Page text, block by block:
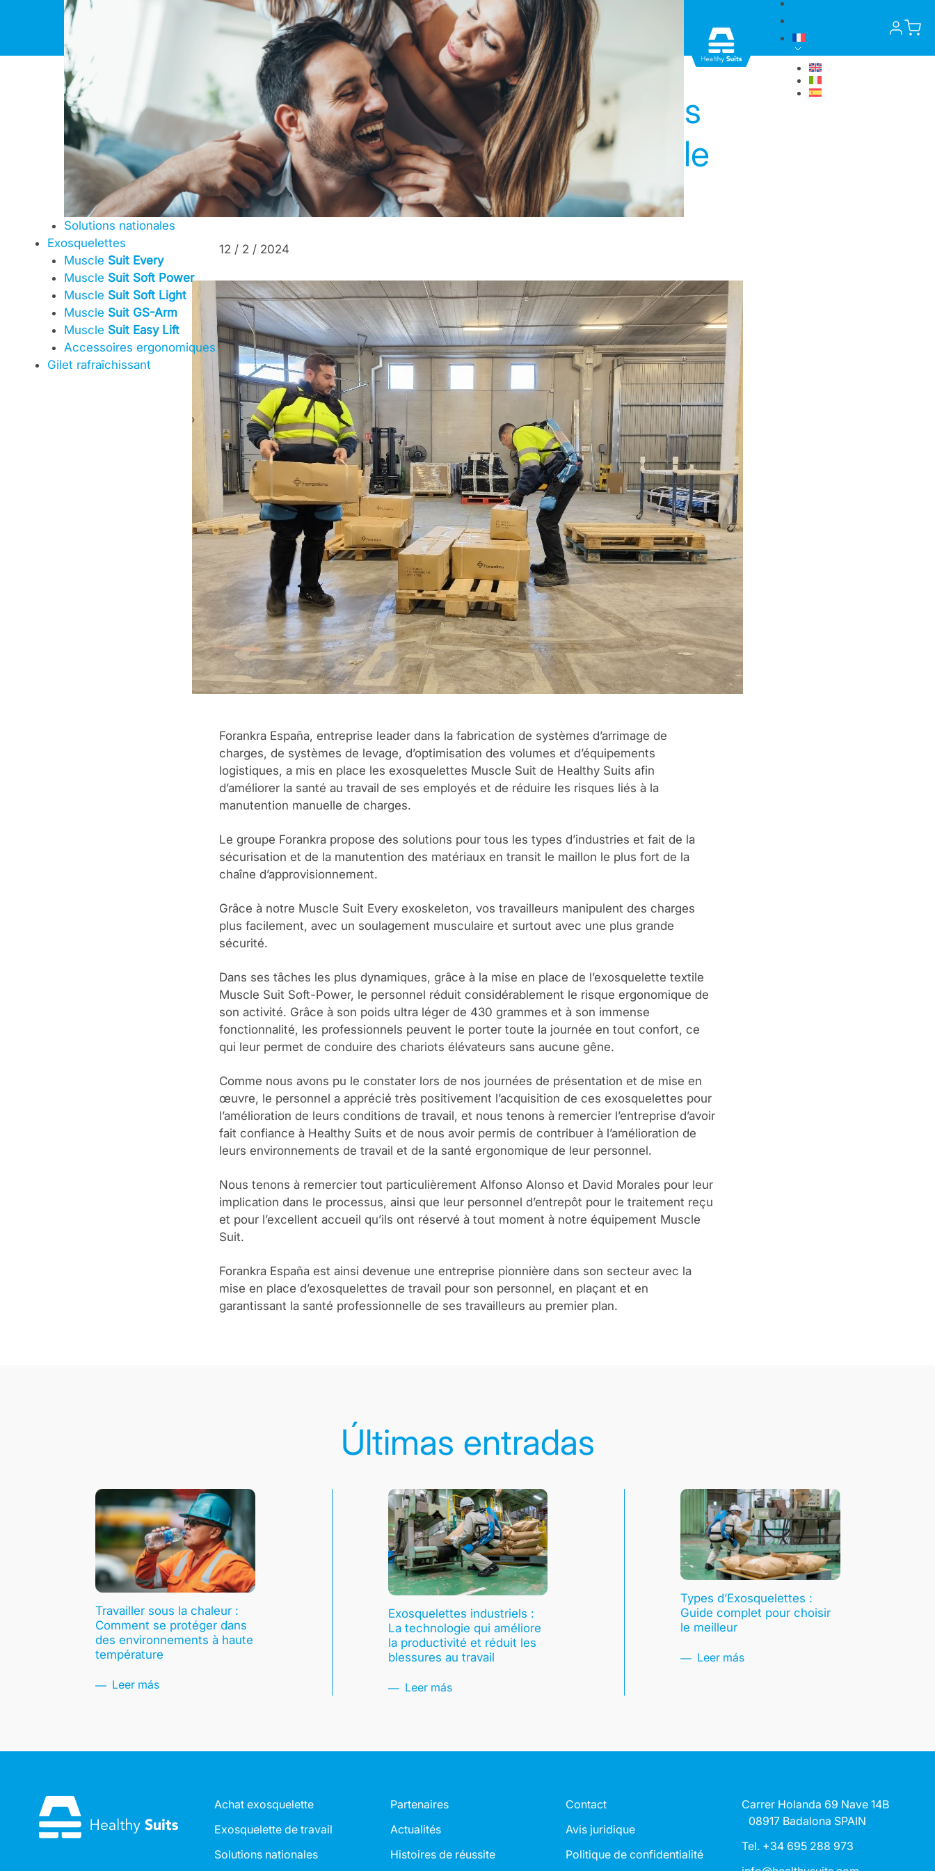
Solutions nationales
Exosquelettes
Muscle Suit Every
Muscle Suit Soft Power
Muscle Suit Soft Light
Muscle Suit GS-Arm
Muscle Suit Easy Lift
Accessoires ergonomiques
Gilet rafraîchissant
Forankra Espagne, incorpore les
exosquelettes de la série Muscle
Suit de Healthy Suits
12 / 2 / 2024
Forankra España, entreprise leader dans la fabrication de systèmes d’arrimage de
charges, de systèmes de levage, d’optimisation des volumes et d’équipements
logistiques, a mis en place les exosquelettes Muscle Suit de Healthy Suits afin
d’améliorer la santé au travail de ses employés et de réduire les risques liés à la
manutention manuelle de charges.
Le groupe Forankra propose des solutions pour tous les types d’industries et fait de la
sécurisation et de la manutention des matériaux en transit le maillon le plus fort de la
chaîne d’approvisionnement.
Grâce à notre Muscle Suit Every exoskeleton, vos travailleurs manipulent des charges
plus facilement, avec un soulagement musculaire et surtout avec une plus grande
sécurité.
Dans ses tâches les plus dynamiques, grâce à la mise en place de l’exosquelette textile
Muscle Suit Soft-Power, le personnel réduit considérablement le risque ergonomique de
son activité. Grâce à son poids ultra léger de 430 grammes et à son immense
fonctionnalité, les professionnels peuvent le porter toute la journée en tout confort, ce
qui leur permet de conduire des chariots élévateurs sans aucune gêne.
Comme nous avons pu le constater lors de nos journées de présentation et de mise en
œuvre, le personnel a apprécié très positivement l’acquisition de ces exosquelettes pour
l’amélioration de leurs conditions de travail, et nous tenons à remercier l’entreprise d’avoir
fait confiance à Healthy Suits et de nous avoir permis de contribuer à l’amélioration de
leurs environnements de travail et de la santé ergonomique de leur personnel.
Nous tenons à remercier tout particulièrement Alfonso Alonso et David Morales pour leur
implication dans le processus, ainsi que leur personnel d’entrepôt pour le traitement reçu
et pour l’excellent accueil qu’ils ont réservé à tout moment à notre équipement Muscle
Suit.
Forankra España est ainsi devenue une entreprise pionnière dans son secteur avec la
mise en place d’exosquelettes de travail pour son personnel, en plaçant et en
garantissant la santé professionnelle de ses travailleurs au premier plan.
Últimas entradas
Travailler sous la chaleur :
Comment se protéger dans
des environnements à haute
température
Leer más
Exosquelettes industriels :
La technologie qui améliore
la productivité et réduit les
blessures au travail
Leer más
Types d’Exosquelettes :
Guide complet pour choisir
le meilleur
Leer más
Achat exosquelette
Exosquelette de travail
Solutions nationales
Partenaires
Actualités
Histoires de réussite
Contact
Avis juridique
Politique de confidentialité
Carrer Holanda 69 Nave 14B
08917 Badalona SPAIN
Tel. +34 695 288 973